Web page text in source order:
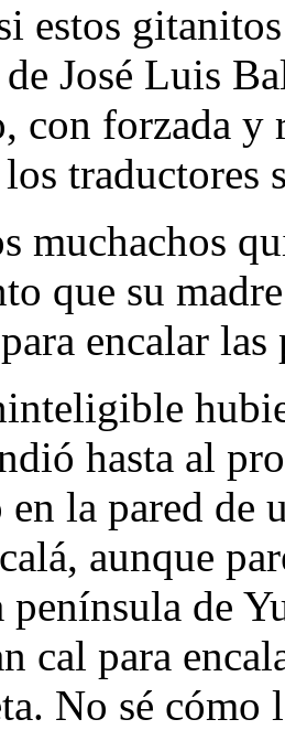
estos
José Luis
con forzada y
traductores
muchachos
que su
encalar las
hasta al
en la pared de
aunque
península de
cal para
No sé cómo